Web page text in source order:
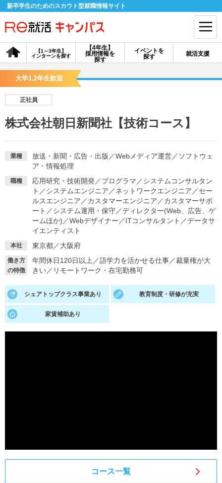
新卒学生のためのスカウト型就職情報サイト
【4年生】
採用情報を
探す
【1～3年生】
インターンを探す
イベントを
探す
就活支援
会員登録 ログイン
探す
イベントを探す スカウト お知らせ
就活ノウハウ・サポート
あなたに合う仕事を診断！ 動画で対策講座をチェック
就活ニュースペーパー
大学1,2年生歓迎
正社員
株式会社朝日新聞社【技術コース】
業種 放送・新聞・広告・出版 ／Webメディア運営／ ソフトウェ
ア・情報処理
職種 応用研究・技術開発 ／プログラマ ／システムコンサルタン
ト ／システムエンジニア ／ネットワークエンジニア ／セー
ルスエンジニア ／カスタマーエンジニア ／カスタマーサポ
ート ／システム運用・保守／ディレクター(Web、広告、ゲ
ームほか) ／Webデザイナー ／ITコンサルタント ／データサ
イエンティスト
本社 東京都／大阪府
働き方
の特徴
年間休日120日以上 ／語学力を活かせる仕事／裁量権が大
きい／ リモートワーク・在宅勤務可
シェアトップクラス事業あり 教育制度・研修が充実
家賃補助あり
コース一覧